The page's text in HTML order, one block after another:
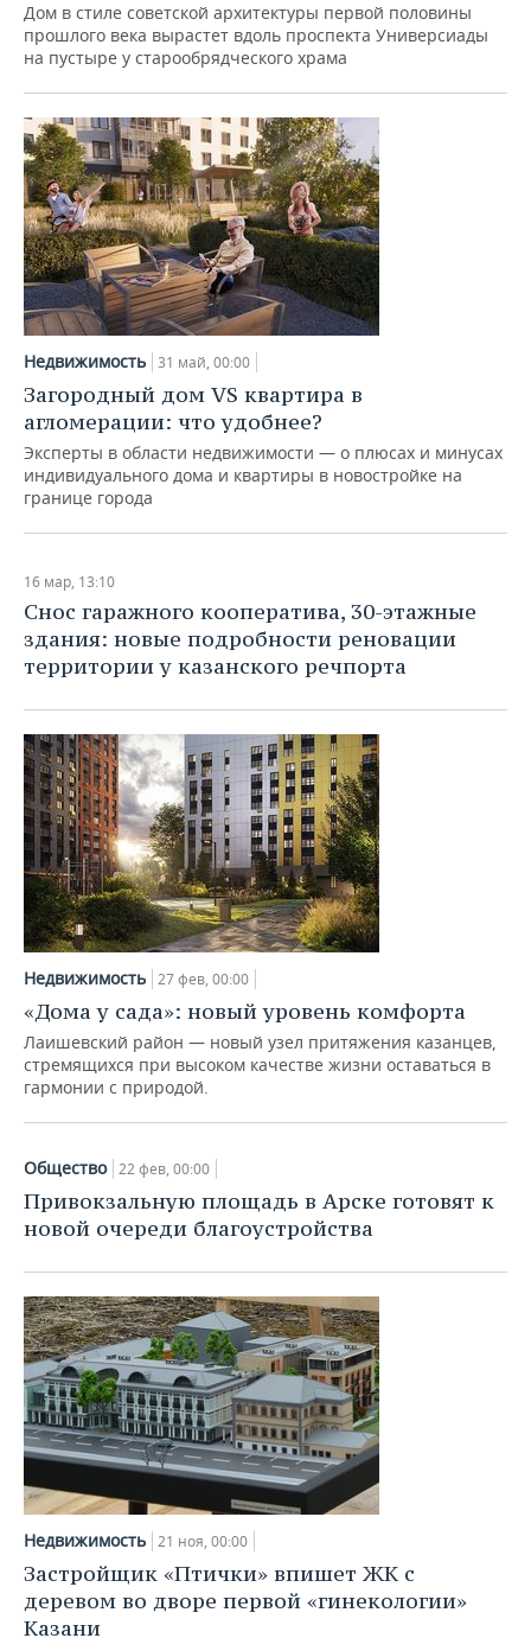
Дом в стиле советской архитектуры первой половины
прошлого века вырастет вдоль проспекта Универсиады
на пустыре у старообрядческого храма
Недвижимость 31 май, 00:00
Загородный дом VS квартира в
агломерации: что удобнее?
Эксперты в области недвижимости — о плюсах и минусах
индивидуального дома и квартиры в новостройке на
границе города
16 мар, 13:10
Снос гаражного кооператива, 30-этажные
здания: новые подробности реновации
территории у казанского речпорта
Недвижимость 27 фев, 00:00
«Дома у сада»: новый уровень комфорта
Лаишевский район — новый узел притяжения казанцев,
стремящихся при высоком качестве жизни оставаться в
гармонии с природой.
Общество 22 фев, 00:00
Привокзальную площадь в Арске готовят к
новой очереди благоустройства
Недвижимость 21 ноя, 00:00
Застройщик «Птички» впишет ЖК с
деревом во дворе первой «гинекологии»
Казани